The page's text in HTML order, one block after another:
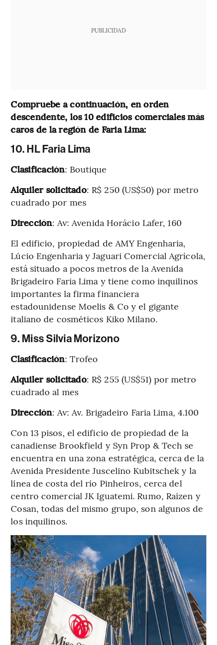
PUBLICIDAD
Compruebe a continuación, en orden
descendente, los 10 edificios comerciales más
caros de la región de Faria Lima:
10. HL Faria Lima
Clasificación: Boutique
Alquiler solicitado: R$ 250 (US$50) por metro
cuadrado por mes
Dirección: Av: Avenida Horácio Lafer, 160
El edificio, propiedad de AMY Engenharia,
Lúcio Engenharia y Jaguari Comercial Agrícola,
está situado a pocos metros de la Avenida
Brigadeiro Faria Lima y tiene como inquilinos
importantes la firma financiera
estadounidense Moelis & Co y el gigante
italiano de cosméticos Kiko Milano.
9. Miss Silvia Morizono
Clasificación: Trofeo
Alquiler solicitado: R$ 255 (US$51) por metro
cuadrado al mes
Dirección: Av: Av. Brigadeiro Faria Lima, 4.100
Con 13 pisos, el edificio de propiedad de la
canadiense Brookfield y Syn Prop & Tech se
encuentra en una zona estratégica, cerca de la
Avenida Presidente Juscelino Kubitschek y la
línea de costa del río Pinheiros, cerca del
centro comercial JK Iguatemi. Rumo, Raízen y
Cosan, todas del mismo grupo, son algunos de
los inquilinos.